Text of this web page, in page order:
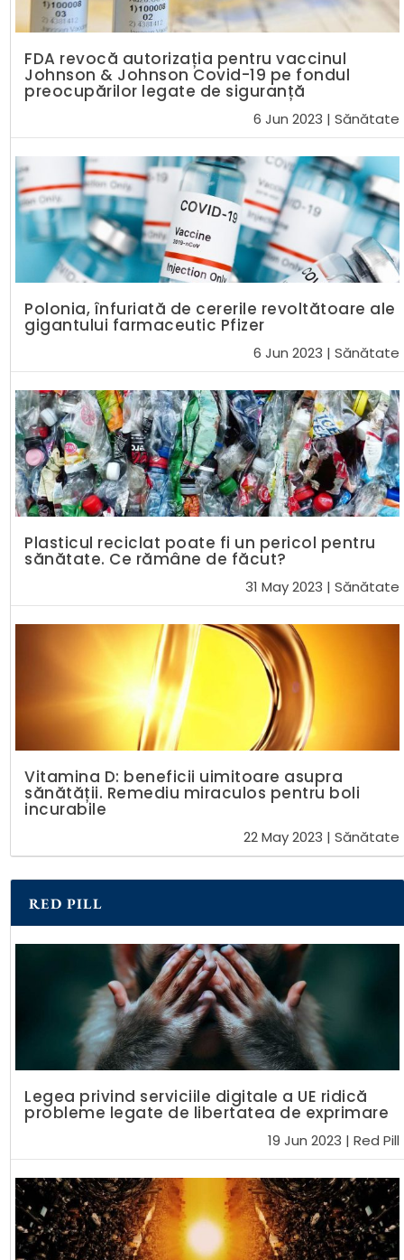
FDA revocă autorizația pentru vaccinul
Johnson & Johnson Covid-19 pe fondul
preocupărilor legate de siguranță
6 Jun 2023 | Sănătate
Polonia, înfuriată de cererile revoltătoare ale
gigantului farmaceutic Pfizer
6 Jun 2023 | Sănătate
Plasticul reciclat poate fi un pericol pentru
sănătate. Ce rămâne de făcut?
31 May 2023 | Sănătate
Vitamina D: beneficii uimitoare asupra
sănătății. Remediu miraculos pentru boli
incurabile
22 May 2023 | Sănătate
RED PILL
Legea privind serviciile digitale a UE ridică
probleme legate de libertatea de exprimare
19 Jun 2023 | Red Pill